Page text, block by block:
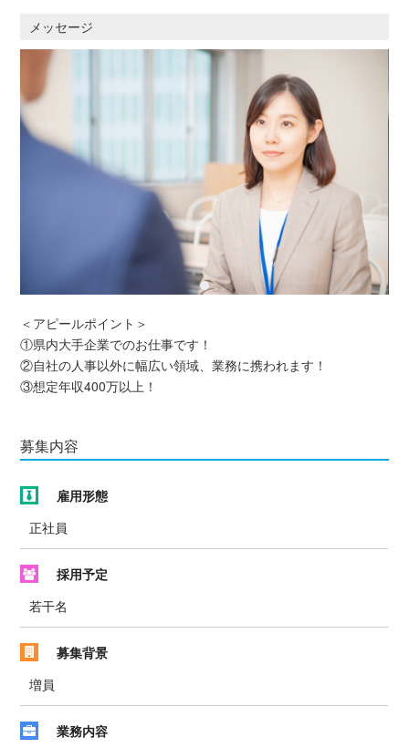
メッセージ
＜アピールポイント＞
①県内大手企業でのお仕事です！
②自社の人事以外に幅広い領域、業務に携われます！
③想定年収400万以上！
募集内容
雇用形態
正社員
採用予定
若干名
募集背景
増員
業務内容